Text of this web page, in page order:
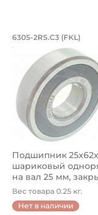
Подшипник
Подшипник
6305-2RS.C3 (FKL)
Подшипник
шариковый
на вал 25 мм,
уве...
Вес товара 0.25 кг.
Нет в наличии